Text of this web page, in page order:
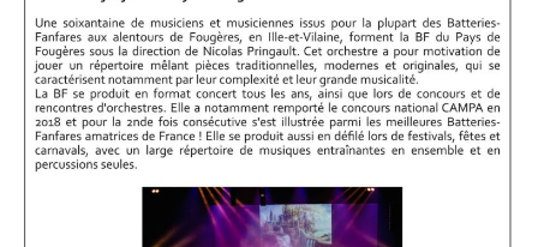
l'Enseignement
Artistique